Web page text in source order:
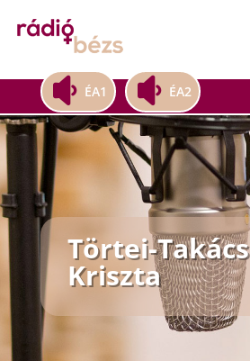
ÉA1 ÉA2
Törtei-Takács
Kriszta